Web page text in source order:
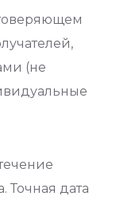
(не
Точная дата